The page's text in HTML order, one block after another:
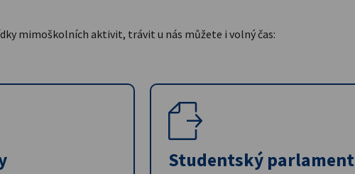
mimoškolních aktivit, trávit u nás můžete i volný čas:
Studentský parlament